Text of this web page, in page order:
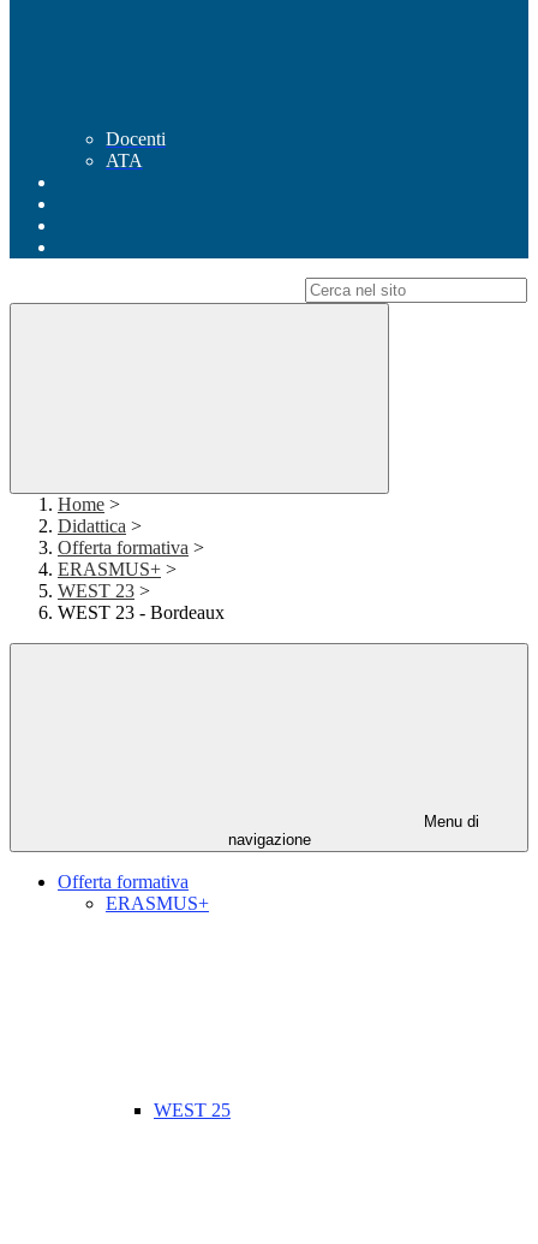
Docenti
ATA
Home >
Didattica >
Offerta formativa >
ERASMUS+ >
WEST 23 >
WEST 23 - Bordeaux
Menu di
navigazione
Offerta formativa
ERASMUS+
WEST 25